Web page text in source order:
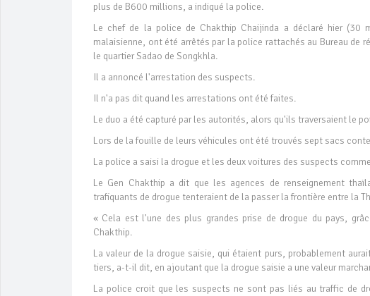
plus de B600 millions, a indiqué la police.
Le chef de la police de Chakthip Chaijinda a déclaré hier (30
malaisienne, ont été arrêtés par la police rattachés au Bureau de
le quartier Sadao de Songkhla.
Il a annoncé l'arrestation des suspects.
Il n'a pas dit quand les arrestations ont été faites.
Le duo a été capturé par les autorités, alors qu'ils traversaient le
Lors de la fouille de leurs véhicules ont été trouvés sept sacs
La police a saisi la drogue et les deux voitures des suspects
Le Gen Chakthip a dit que les agences de renseignement
trafiquants de drogue tenteraient de la passer la frontière entre la
« Cela est l'une des plus grandes prise de drogue du pays,
Chakthip.
La valeur de la drogue saisie, qui étaient purs, probablement
tiers, a-t-il dit, en ajoutant que la drogue saisie a une valeur
La police croit que les suspects ne sont pas liés au traffic de